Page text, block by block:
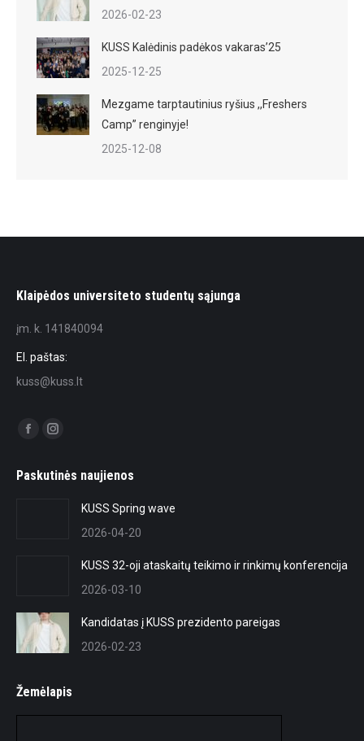
2026-02-23
KUSS Kalėdinis padėkos vakaras’25
2025-12-25
Mezgame tarptautinius ryšius ,,Freshers
Camp” renginyje!
2025-12-08
Klaipėdos universiteto studentų sąjunga
įm. k. 141840094
El. paštas:
kuss@kuss.lt
Find us on:
Facebook
opens
Instagram
opens
Paskutinės naujienos
KUSS Spring wave
2026-04-20
KUSS 32-oji ataskaitų teikimo ir rinkimų konferencija
2026-03-10
Kandidatas į KUSS prezidento pareigas
2026-02-23
Žemėlapis